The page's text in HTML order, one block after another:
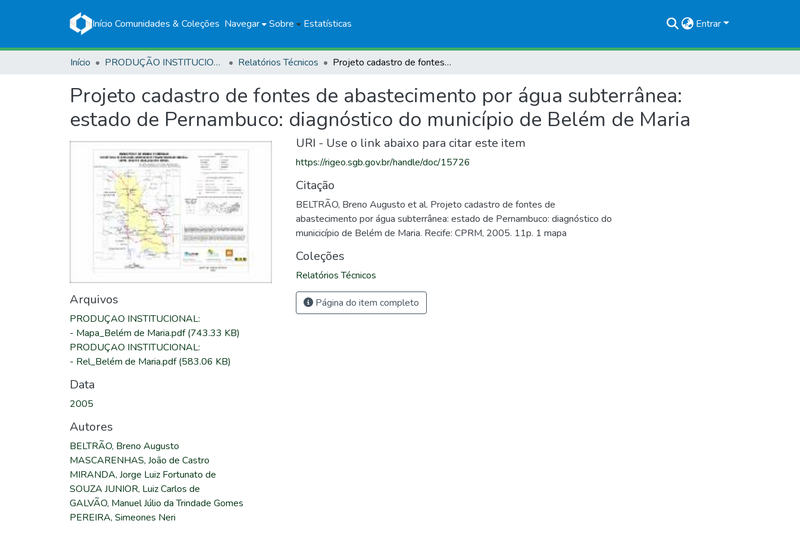
Início Comunidades & Coleções Navegar Sobre Estatísticas Entrar
Início PRODUÇÃO INSTITUCIONAL Relatórios Técnicos Projeto cadastro de fontes de abastecimento por água subterrânea: estado de Pernambuco: diagnóstico do município de Belém de Maria
Projeto cadastro de fontes de abastecimento por água subterrânea:
estado de Pernambuco: diagnóstico do município de Belém de Maria
Arquivos
PRODUÇAO INSTITUCIONAL:
- Mapa_Belém de Maria.pdf(743.33 KB)
PRODUÇAO INSTITUCIONAL:
- Rel_Belém de Maria.pdf(583.06 KB)
Data
2005
Autores
BELTRÃO, Breno Augusto
MASCARENHAS, João de Castro
MIRANDA, Jorge Luiz Fortunato de
SOUZA JUNIOR, Luiz Carlos de
GALVÃO, Manuel Júlio da Trindade Gomes
PEREIRA, Simeones Neri
URI - Use o link abaixo para citar este item
https://rigeo.sgb.gov.br/handle/doc/15726
Citação
BELTRÃO, Breno Augusto et al. Projeto cadastro de fontes de
abastecimento por água subterrânea: estado de Pernambuco: diagnóstico do
municicípio de Belém de Maria. Recife: CPRM, 2005. 11p. 1 mapa
Coleções
Relatórios Técnicos
Página do item completo